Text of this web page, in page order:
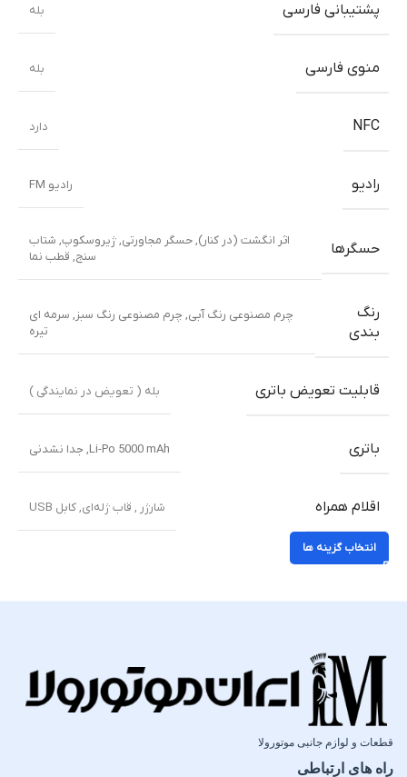
پشتیبانی فارسی بله
منوی فارسی بله
NFC دارد
رادیو رادیو FM
حسگرها اثر انگشت (در کنار),حسگر مجاورتی,ژیروسکوپ, شتاب
سنج, قطب نما
رنگ
بندی
چرم مصنوعی رنگ آبی, چرم مصنوعی رنگ سبز, سرمه ای
تیره
قابلیت تعویض باتری بله ( تعویض در نمایندگی )
باتری Li-Po 5000 mAh, جدا نشدنی
اقلام همراه شارژر , قاب ژله‌ای, کابل USB
انتخاب گزینه ها
قطعات و لوازم جانبی موتورولا
راه های ارتباطی